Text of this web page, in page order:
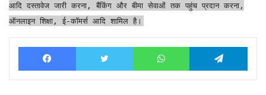
आदि दस्तावेज जारी करना, बैंकिंग और बीमा सेवाओं तक पहुंच प्रदान करना,
ऑनलाइन शिक्षा, ई-कॉमर्स आदि शामिल है।
Facebook Twitter WhatsApp